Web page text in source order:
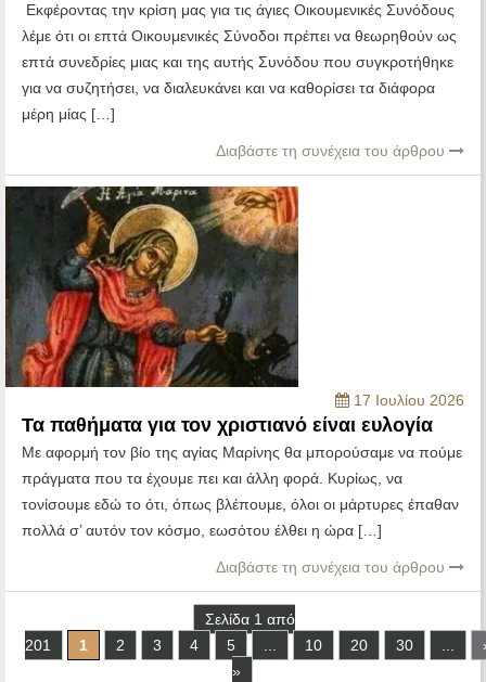
Εκφέροντας την κρίση μας για τις άγιες Οικουμενικές Συνόδους
λέμε ότι οι επτά Οικουμενικές Σύνοδοι πρέπει να θεωρηθούν ως
επτά συνεδρίες μιας και της αυτής Συνόδου που συγκροτήθηκε
για να συζητήσει, να διαλευκάνει και να καθορίσει τα διάφορα
μέρη μίας […]
Διαβάστε τη συνέχεια του άρθρου
17 Ιουλίου 2026
Τα παθήματα για τον χριστιανό είναι ευλογία
Με αφορμή τον βίο της αγίας Μαρίνης θα μπορούσαμε να πούμε
πράγματα που τα έχουμε πει και άλλη φορά. Κυρίως, να
τονίσουμε εδώ το ότι, όπως βλέπουμε, όλοι οι μάρτυρες έπαθαν
πολλά σ’ αυτόν τον κόσμο, εωσότου έλθει η ώρα […]
Διαβάστε τη συνέχεια του άρθρου
Σελίδα 1 από
201
1 2 3 4 5 10 20 30
»